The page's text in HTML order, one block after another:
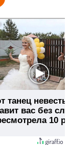
танец невесты
вас без
10